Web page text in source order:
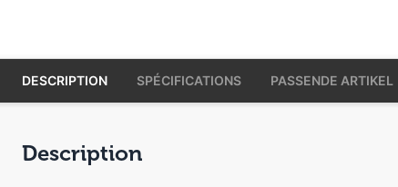
DESCRIPTION SPÉCIFICATIONS PASSENDE ARTIKEL
Description